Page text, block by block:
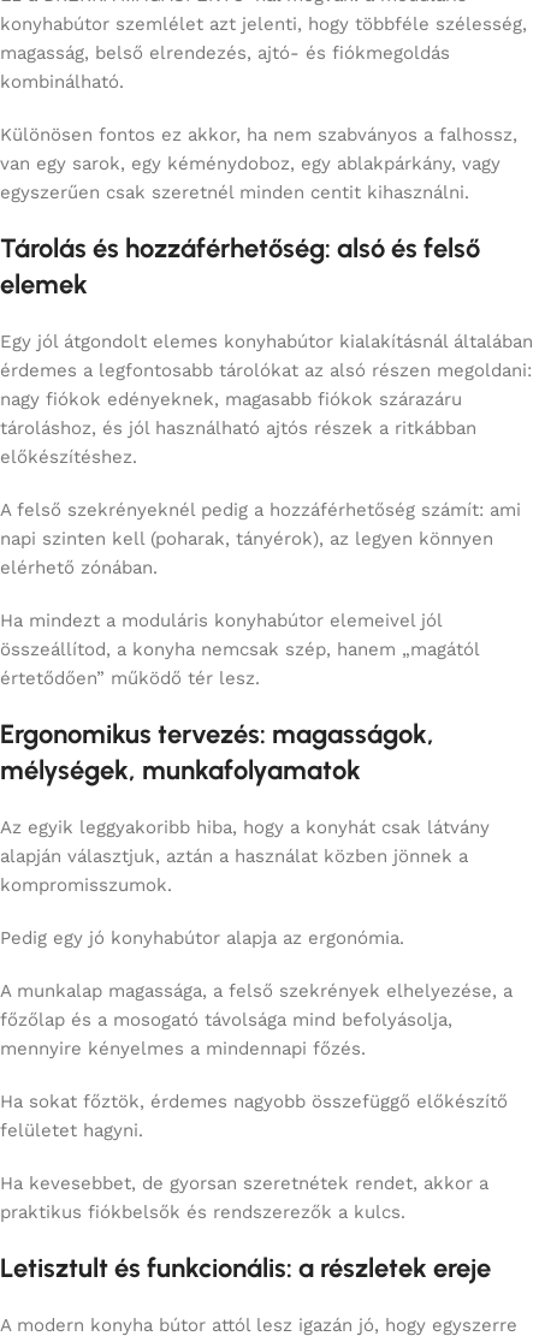
konyhabútor szemlélet azt jelenti, hogy többféle szélesség,
magasság, belső elrendezés, ajtó- és fiókmegoldás
kombinálható.
Különösen fontos ez akkor, ha nem szabványos a falhossz,
van egy sarok, egy kéménydoboz, egy ablakpárkány, vagy
egyszerűen csak szeretnél minden centit kihasználni.
Tárolás és hozzáférhetőség: alsó és felső
elemek
Egy jól átgondolt elemes konyhabútor kialakításnál általában
érdemes a legfontosabb tárolókat az alsó részen megoldani:
nagy fiókok edényeknek, magasabb fiókok szárazáru
tároláshoz, és jól használható ajtós részek a ritkábban
előkészítéshez.
A felső szekrényeknél pedig a hozzáférhetőség számít: ami
napi szinten kell (poharak, tányérok), az legyen könnyen
elérhető zónában.
Ha mindezt a moduláris konyhabútor elemeivel jól
összeállítod, a konyha nemcsak szép, hanem „magától
értetődően” működő tér lesz.
Ergonomikus tervezés: magasságok,
mélységek, munkafolyamatok
Az egyik leggyakoribb hiba, hogy a konyhát csak látvány
alapján választjuk, aztán a használat közben jönnek a
kompromisszumok.
Pedig egy jó konyhabútor alapja az ergonómia.
A munkalap magassága, a felső szekrények elhelyezése, a
főzőlap és a mosogató távolsága mind befolyásolja,
mennyire kényelmes a mindennapi főzés.
Ha sokat főztök, érdemes nagyobb összefüggő előkészítő
felületet hagyni.
Ha kevesebbet, de gyorsan szeretnétek rendet, akkor a
praktikus fiókbelsők és rendszerezők a kulcs.
Letisztult és funkcionális: a részletek ereje
A modern konyha bútor attól lesz igazán jó, hogy egyszerre